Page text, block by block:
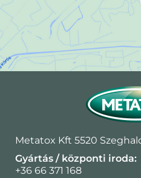
Metatox Kft 5520
Gyártás / központi iroda:
+36 66 371 168